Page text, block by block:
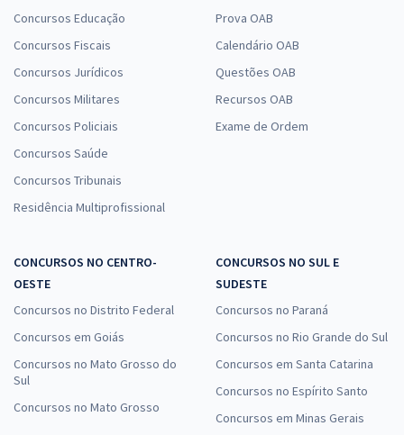
Concursos Educação
Concursos Fiscais
Concursos Jurídicos
Concursos Militares
Concursos Policiais
Concursos Saúde
Concursos Tribunais
Residência Multiprofissional
Prova OAB
Calendário OAB
Questões OAB
Recursos OAB
Exame de Ordem
CONCURSOS NO CENTRO-
OESTE
Concursos no Distrito Federal
Concursos em Goiás
Concursos no Mato Grosso do
Sul
Concursos no Mato Grosso
CONCURSOS NO SUL E
SUDESTE
Concursos no Paraná
Concursos no Rio Grande do Sul
Concursos em Santa Catarina
Concursos no Espírito Santo
Concursos em Minas Gerais